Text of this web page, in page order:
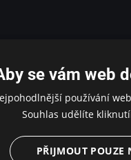
se vám web
používání
Souhlas udělíte
PŘIJMOUT POUZE